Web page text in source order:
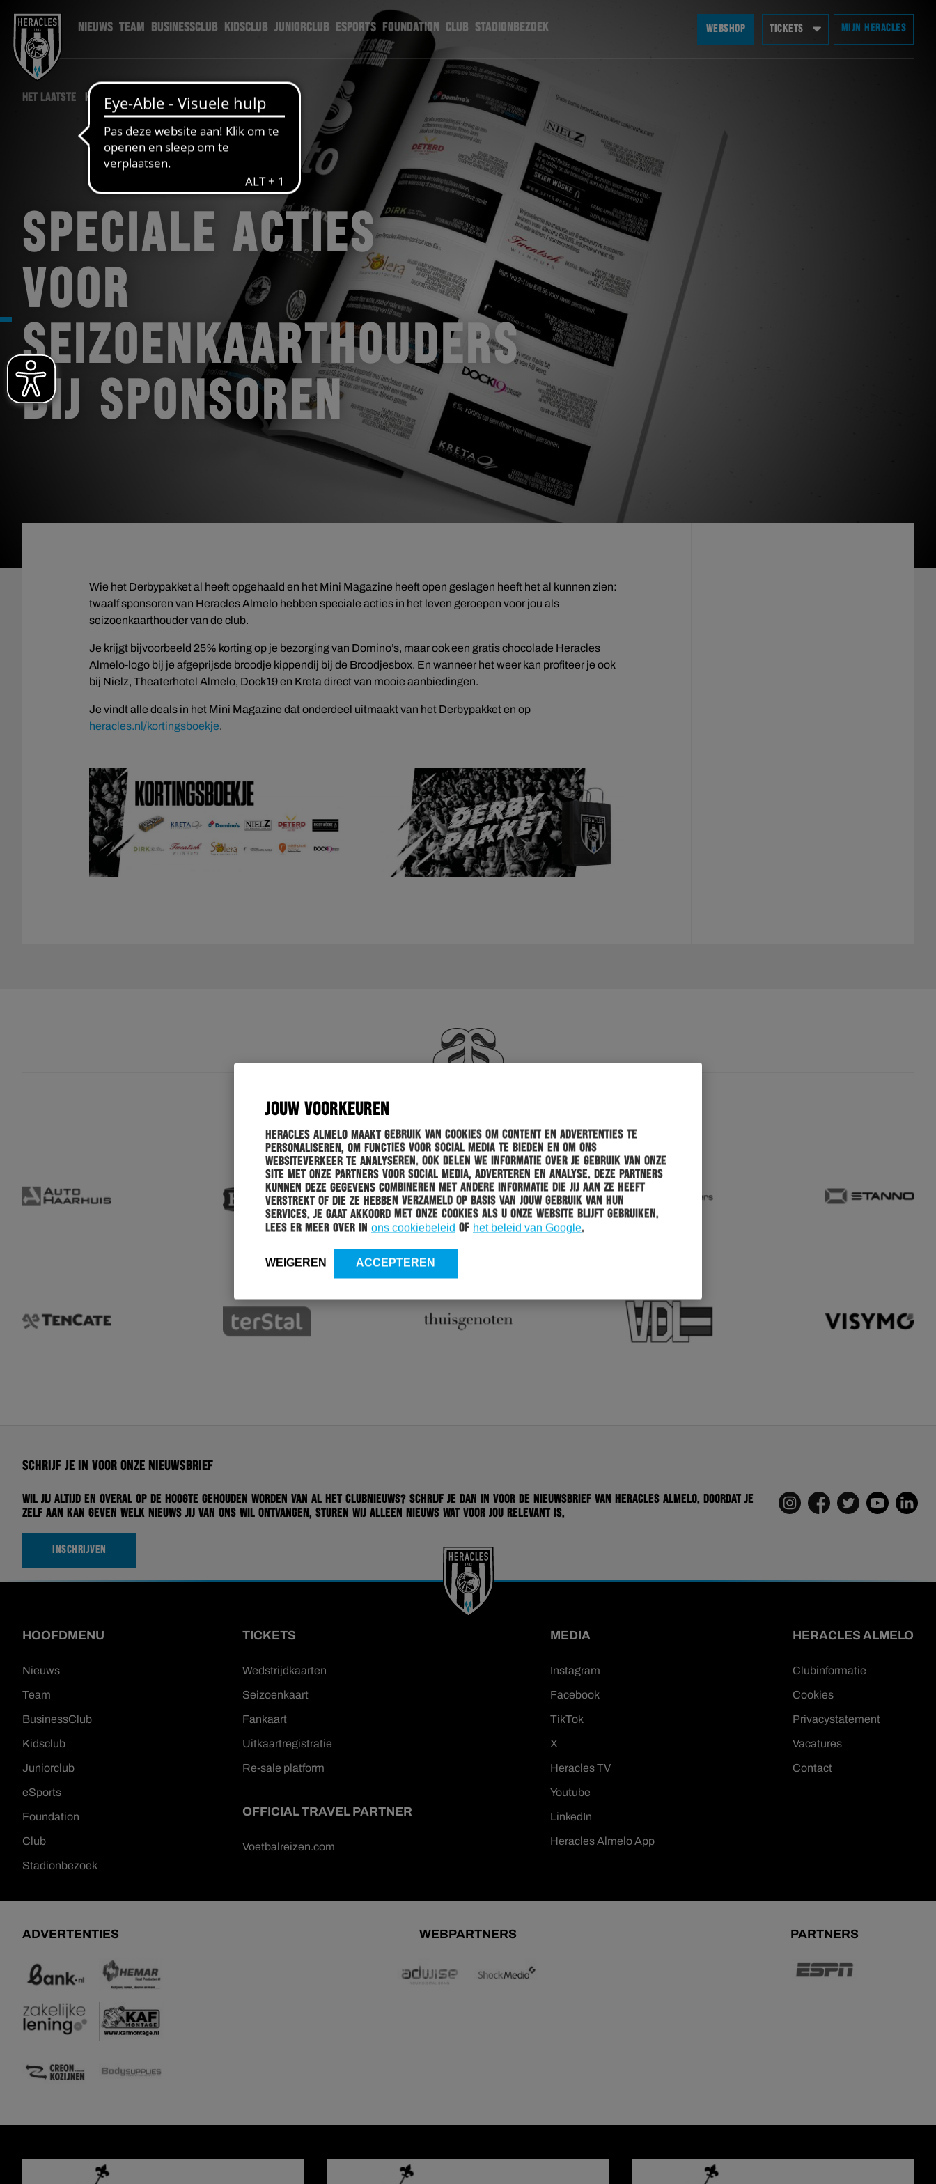
JOUW VOORKEUREN
Heracles Almelo maakt gebruik van cookies om content en advertenties te
personaliseren, om functies voor social media te bieden en om ons
websiteverkeer te analyseren. Ook delen we informatie over je gebruik van onze
site met onze partners voor social media, adverteren en analyse. Deze partners
kunnen deze gegevens combineren met andere informatie die jij aan ze heeft
verstrekt of die ze hebben verzameld op basis van jouw gebruik van hun
services. Je gaat akkoord met onze cookies als u onze website blijft gebruiken.
Lees er meer over in ons cookiebeleid of het beleid van Google.
WEIGEREN ACCEPTEREN
NIEUWS TEAM BUSINESSCLUB KIDSCLUB JUNIORCLUB ESPORTS FOUNDATION CLUB STADIONBEZOEK WEBSHOP TICKETS MIJN HERACLES
HET LAATSTE HERACLES NIEUWS
SPECIALE ACTIES
VOOR
SEIZOENKAARTHOUDERS
BIJ SPONSOREN
Wie het Derbypakket al heeft opgehaald en het Mini Magazine heeft open geslagen heeft het al kunnen zien:
twaalf sponsoren van Heracles Almelo hebben speciale acties in het leven geroepen voor jou als
seizoenkaarthouder van de club.
Je krijgt bijvoorbeeld 25% korting op je bezorging van Domino’s, maar ook een gratis chocolade Heracles
Almelo-logo bij je afgeprijsde broodje kippendij bij de Broodjesbox. En wanneer het weer kan profiteer je ook
bij Nielz, Theaterhotel Almelo, Dock19 en Kreta direct van mooie aanbiedingen.
Je vindt alle deals in het Mini Magazine dat onderdeel uitmaakt van het Derbypakket en op
heracles.nl/kortingsboekje.
Schrijf je in voor onze nieuwsbrief
Wil jij altijd en overal op de hoogte gehouden worden van al het clubnieuws? Schrijf je dan in voor de nieuwsbrief van Heracles Almelo. Doordat je
zelf aan kan geven welk nieuws jij van ons wil ontvangen, sturen wij alleen nieuws wat voor jou relevant is.
INSCHRIJVEN
HOOFDMENU
Nieuws
Team
BusinessClub
Kidsclub
Juniorclub
eSports
Foundation
Club
Stadionbezoek
TICKETS
Wedstrijdkaarten
Seizoenkaart
Fankaart
Uitkaartregistratie
Re-sale platform
OFFICIAL TRAVEL PARTNER
Voetbalreizen.com
MEDIA
Instagram
Facebook
TikTok
X
Heracles TV
Youtube
LinkedIn
Heracles Almelo App
HERACLES ALMELO
Clubinformatie
Cookies
Privacystatement
Vacatures
Contact
ADVERTENTIES WEBPARTNERS PARTNERS